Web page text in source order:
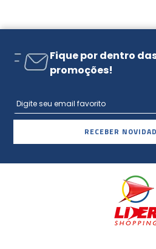
Fique por dentro
promoções!
RECEBER